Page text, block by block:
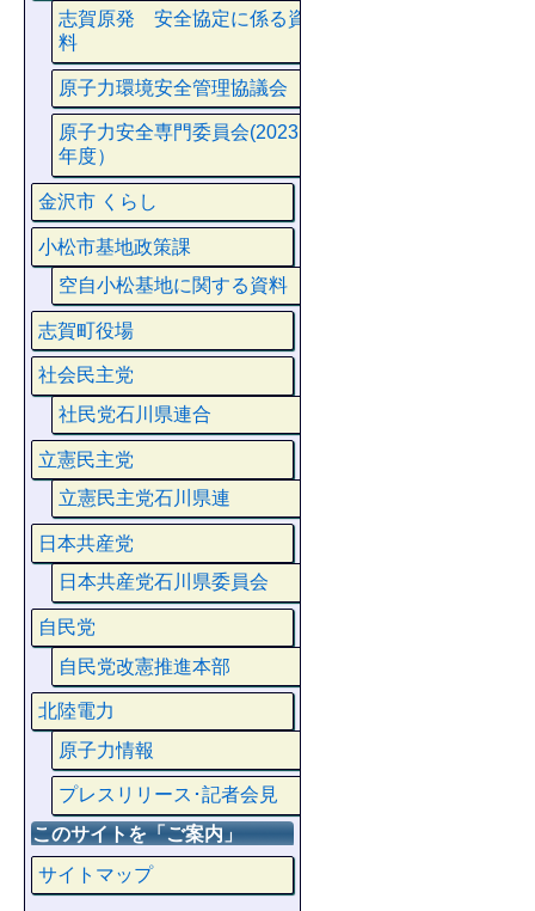
志賀原発 安全協定に係る資
料
原子力環境安全管理協議会
原子力安全専門委員会(2023
年度）
金沢市 くらし
小松市基地政策課
空自小松基地に関する資料
志賀町役場
社会民主党
社民党石川県連合
立憲民主党
立憲民主党石川県連
日本共産党
日本共産党石川県委員会
自民党
自民党改憲推進本部
北陸電力
原子力情報
プレスリリース･記者会見
このサイトを「ご案内」
サイトマップ